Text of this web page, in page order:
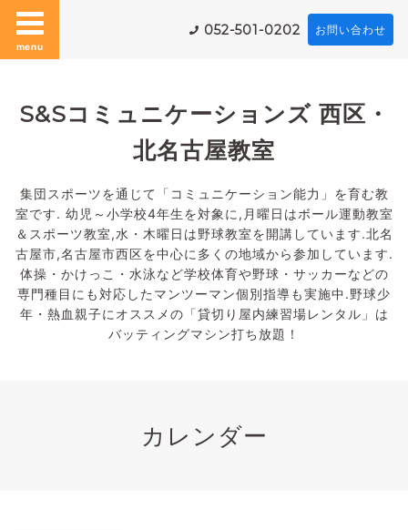
menu
052-501-0202 お問い合わせ
S&Sコミュニケーションズ 西区・
北名古屋教室
集団スポーツを通じて「コミュニケーション能力」を育む教
室です. 幼児～小学校4年生を対象に,月曜日はボール運動教室
＆スポーツ教室,水・木曜日は野球教室を開講しています.北名
古屋市,名古屋市西区を中心に多くの地域から参加しています.
体操・かけっこ・水泳など学校体育や野球・サッカーなどの
専門種目にも対応したマンツーマン個別指導も実施中.野球少
年・熱血親子にオススメの「貸切り屋内練習場レンタル」は
バッティングマシン打ち放題！
カレンダー